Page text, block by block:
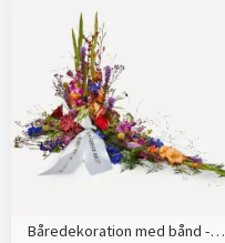
Båredekoration med bånd - Et farverigt farvel